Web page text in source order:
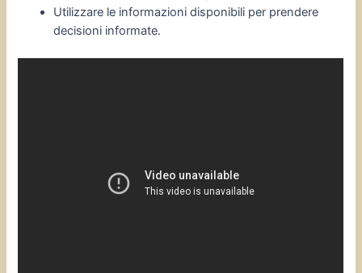
Utilizzare le informazioni disponibili per prendere
decisioni informate.